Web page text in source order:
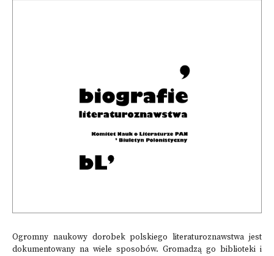
Ogromny naukowy dorobek polskiego literaturoznawstwa jest
dokumentowany na wiele sposobów. Gromadzą go biblioteki i